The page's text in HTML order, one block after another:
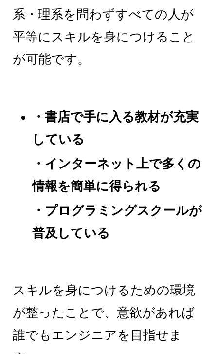
系・理系を問わずすべての人が
平等にスキルを身につけること
が可能です。
・書店で手に入る教材が充実
している
・インターネット上で多くの
情報を簡単に得られる
・プログラミングスクールが
普及している
スキルを身につけるための環境
が整ったことで、意欲があれば
誰でもエンジニアを目指せま